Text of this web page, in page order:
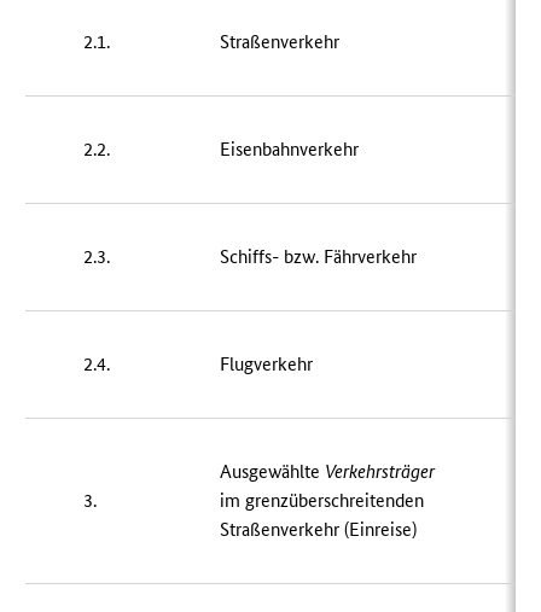
2.1. Straßenverkehr
2.2. Eisenbahnverkehr
2.3. Schiffs- bzw. Fährverkehr
2.4. Flugverkehr
3.
Ausgewählte Verkehrsträger
im grenzüberschreitenden
Straßenverkehr (Einreise)